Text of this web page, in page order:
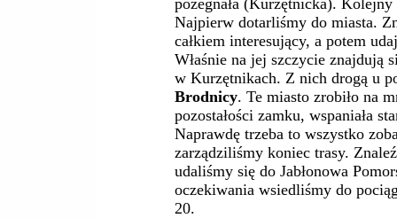
pożegnała (Kurzętnicka).
Najpierw dotarliśmy do miasta.
całkiem interesujący, a potem
Właśnie na jej szczycie znajdują
w Kurzętnikach. Z nich drogą u
Brodnicy. Te miasto zrobiło na
pozostałości zamku, wspaniała
Naprawdę trzeba to wszystko
zarządziliśmy koniec trasy.
udaliśmy się do Jabłonowa
oczekiwania wsiedliśmy do
20.